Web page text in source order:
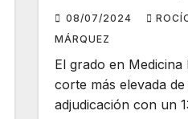
08/07/2024
MÁRQUEZ
El grado en
corte más elevada
adjudicación con un